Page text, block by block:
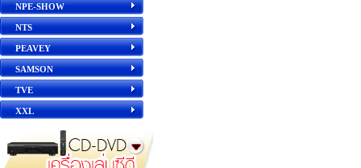
NPE-SHOW
NTS
PEAVEY
SAMSON
TVE
XXL